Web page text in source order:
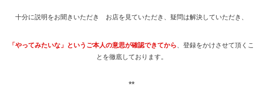
十分に説明をお聞きいただき お店を見ていただき、疑問は解決していただき、
「やってみたいな」というご本人の意思が確認できてから 、登録をかけさせて頂くこ
とを徹底しております。
**